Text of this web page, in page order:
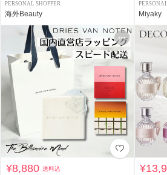
PERSONAL SHOPPER
海外Beauty Miyaky
¥8,880送料込